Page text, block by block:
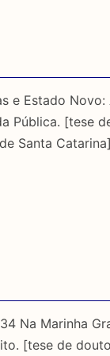
e Estado Novo:
Pública. [tese
Santa Catarina]
Na Marinha
[tese de